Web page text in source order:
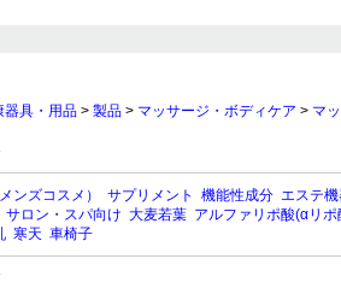
器具・用品 > 製品 > マッサージ・ボディケア > マ
ンズコスメ） サプリメント 機能性成分 エステ
サロン・スパ向け 大麦若葉 アルファリポ酸(αリポ
寒天 車椅子